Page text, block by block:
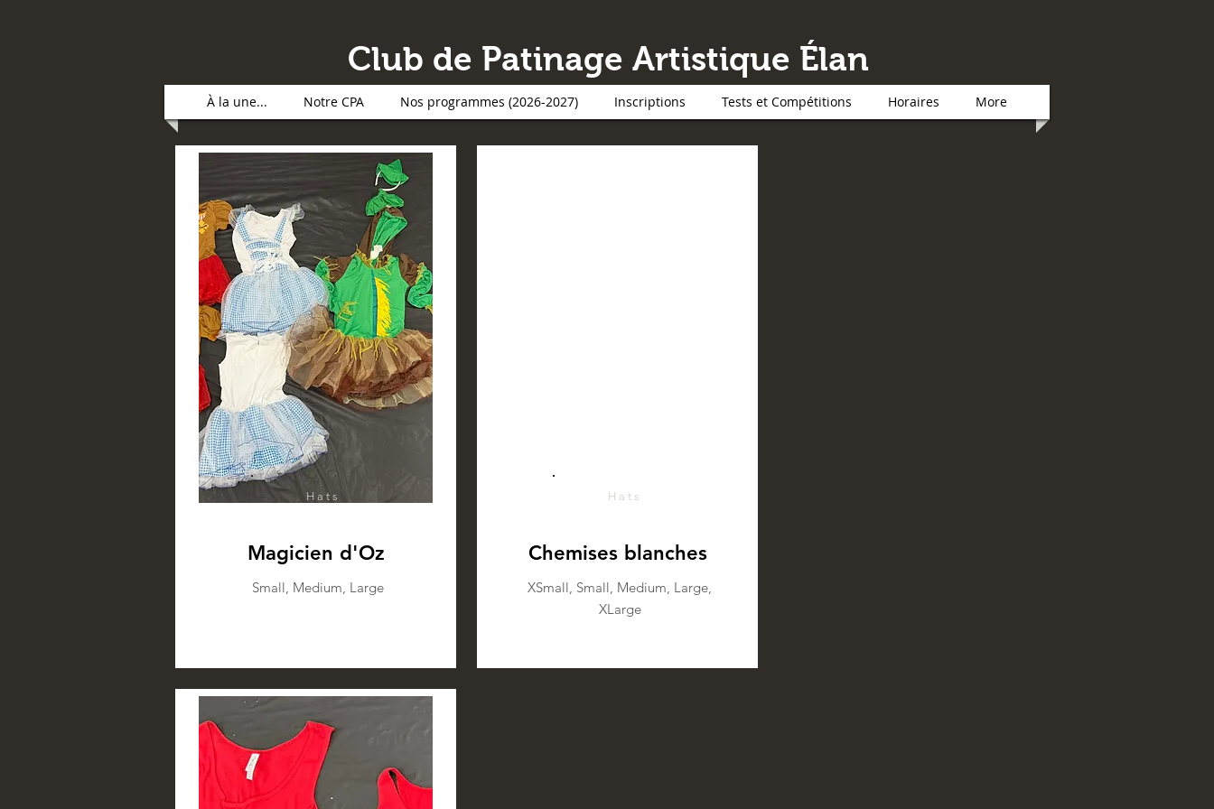
Club de Patinage Artistique Élan
À la une... Notre CPA Nos programmes (2026-2027) Inscriptions Tests et Compétitions Horaires More
Hats
Magicien d'Oz
Small, Medium, Large
Hats
Chemises blanches
XSmall, Small, Medium, Large,
XLarge